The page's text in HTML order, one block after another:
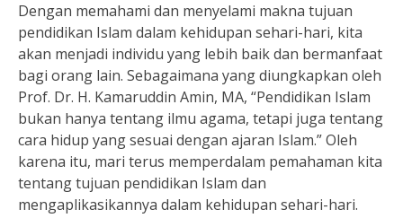
Dengan memahami dan menyelami makna tujuan
pendidikan Islam dalam kehidupan sehari-hari, kita
akan menjadi individu yang lebih baik dan bermanfaat
bagi orang lain. Sebagaimana yang diungkapkan oleh
Prof. Dr. H. Kamaruddin Amin, MA, “Pendidikan Islam
bukan hanya tentang ilmu agama, tetapi juga tentang
cara hidup yang sesuai dengan ajaran Islam.” Oleh
karena itu, mari terus memperdalam pemahaman kita
tentang tujuan pendidikan Islam dan
mengaplikasikannya dalam kehidupan sehari-hari.